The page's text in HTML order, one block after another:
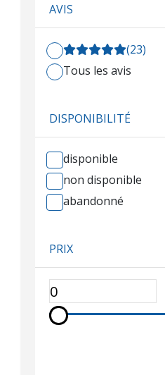
AVIS
(23)
Tous les avis
DISPONIBILITÉ
disponible
non disponible
abandonné
PRIX